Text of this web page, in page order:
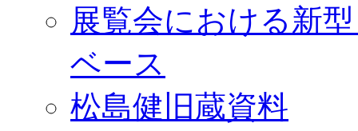
展覧会における新
ベース
松島健旧蔵資料